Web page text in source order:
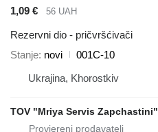
1,09 €
56 UAH
Rezervni dio - pričvršćivači
Stanje novi
001C-10
Ukrajina, Khorostkiv
TOV "Mriya Servis Zapchastini"